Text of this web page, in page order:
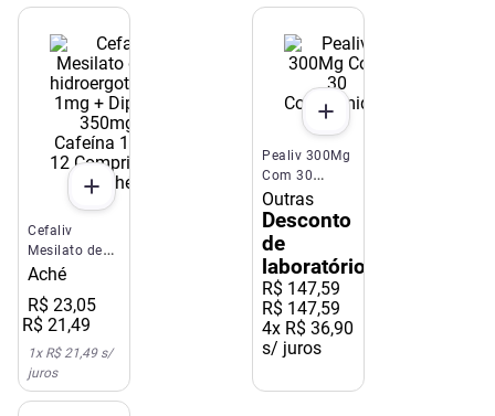
Cefaliv
Mesilato de
Di-
1mg +
Dipirona
350mg +
Cafeína
100mg 12
Aché
R$ 23,05
R$ 21 ,49
1x R$ 21,49s/
juros
Pealiv 300Mg
Com 30
Comprimidos
Outras
Desconto
de
laboratório
R$ 147,59
R$ 147,59
4x R$ 36,90
s/ juros